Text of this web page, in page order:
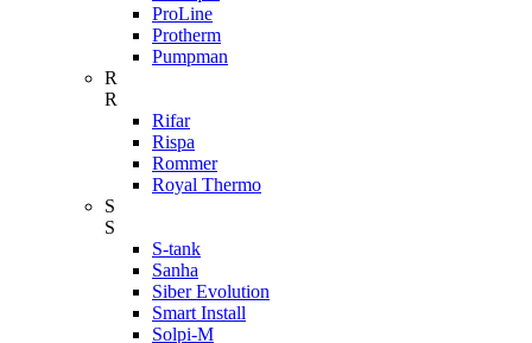
ProLine
Protherm
Pumpman
R
R
Rifar
Rispa
Rommer
Royal Thermo
S
S
S-tank
Sanha
Siber Evolution
Smart Install
Solpi-M